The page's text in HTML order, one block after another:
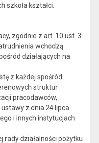
szkoła kształci.
zgodnie z art. 10 ust. 3
wchodzą
działających na
z każdej spośród
struktur
pracodawców,
z dnia 24 lipca
i innych instytucjach
rady działalności pożytku